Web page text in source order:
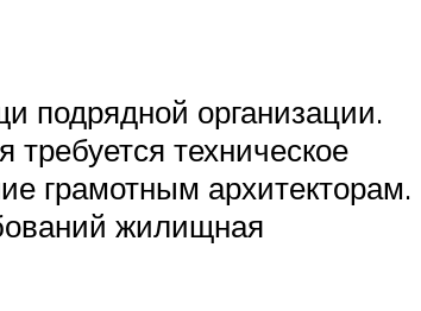
подрядной организации.
техническое
грамотным архитекторам.
жилищная